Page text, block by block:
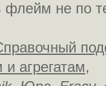
флейм не по
агрегатам,